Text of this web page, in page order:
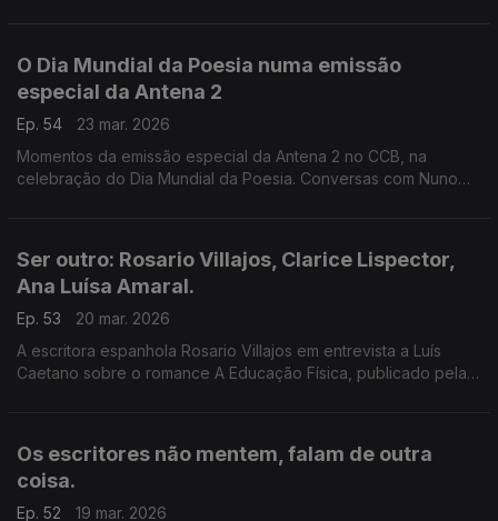
O Dia Mundial da Poesia numa emissão
especial da Antena 2
Ep. 54
23 mar. 2026
Momentos da emissão especial da Antena 2 no CCB, na
celebração do Dia Mundial da Poesia. Conversas com Nuno
Ser outro: Rosario Villajos, Clarice Lispector,
Ana Luísa Amaral.
Ep. 53
20 mar. 2026
A escritora espanhola Rosario Villajos em entrevista a Luís
Caetano sobre o romance A Educação Física, publicado pela
Os escritores não mentem, falam de outra
coisa.
Ep. 52 19 mar. 2026